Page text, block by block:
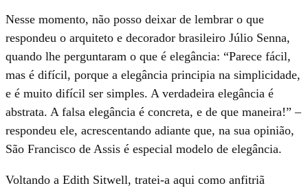
Nesse momento, não posso deixar de lembrar o que
respondeu o arquiteto e decorador brasileiro Júlio Senna,
quando lhe perguntaram o que é elegância: “Parece fácil,
mas é difícil, porque a elegância principia na simplicidade,
e é muito difícil ser simples. A verdadeira elegância é
abstrata. A falsa elegância é concreta, e de que maneira!” –
respondeu ele, acrescentando adiante que, na sua opinião,
São Francisco de Assis é especial modelo de elegância.
Voltando a Edith Sitwell, tratei-a aqui como anfitriã